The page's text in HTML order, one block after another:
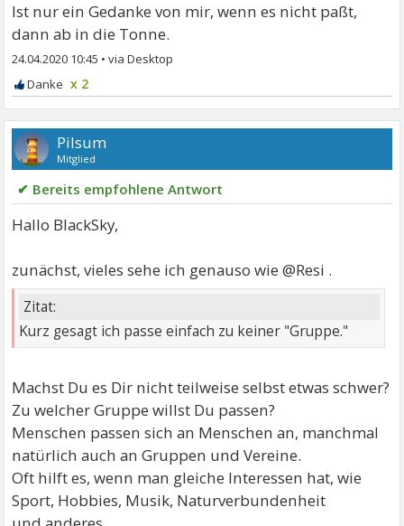
Ist nur ein Gedanke von mir, wenn es nicht paßt,
dann ab in die Tonne.
24.04.2020 10:45 •
x 2
Pilsum
Mitglied
✔ Bereits empfohlene Antwort
Hallo BlackSky,
zunächst, vieles sehe ich genauso wie @Resi .
Zitat:
Kurz gesagt ich passe einfach zu keiner "Gruppe."
Machst Du es Dir nicht teilweise selbst etwas schwer?
Zu welcher Gruppe willst Du passen?
Menschen passen sich an Menschen an, manchmal
natürlich auch an Gruppen und Vereine.
Oft hilft es, wenn man gleiche Interessen hat, wie
Sport, Hobbies, Musik, Naturverbundenheit